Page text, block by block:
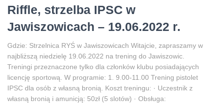
Riffle, strzelba IPSC w
Jawiszowicach – 19.06.2022 r.
Gdzie: Strzelnica RYŚ w Jawiszowicach Witajcie, zapraszamy w
najbliższą niedzielę 19.06.2022 na trening do Jawiszowic.
Treningi przeznaczone tylko dla członków klubu posiadających
licencję sportową. W programie: 1. 9.00-11.00 Trening pistolet
IPSC dla osób z własną bronią. Koszt treningu: · Uczestnik z
własną bronią i amunicją: 50zł (5 slotów) · Obsługa: